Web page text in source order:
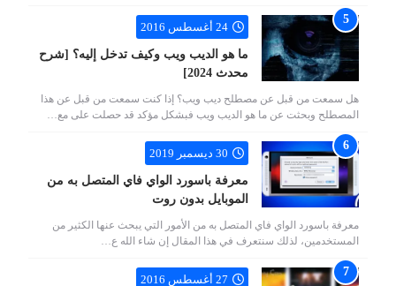
24 أغسطس 2016
ما هو الديب ويب وكيف تدخل إليه؟ [شرح
محدث 2024]
هل سمعت من قبل عن مصطلح ديب ويب؟ إذا كنت سمعت من قبل عن هذا
المصطلح وبحثت عن ما هو الديب ويب فبشكل مؤكد قد حصلت على مع…
30 ديسمبر 2019
معرفة باسورد الواي فاي المتصل به من
الموبايل بدون روت
معرفة باسورد الواي فاي المتصل به من الأمور التي يبحث عنها الكثير من
المستخدمين، لذلك سنتعرف في هذا المقال إن شاء الله ع…
27 أغسطس 2016